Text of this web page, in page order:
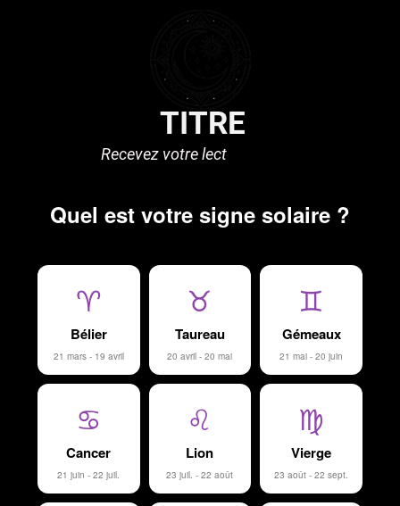
TITRE
Recevez votre lect
Quel est votre signe solaire ?
♈
Bélier
21 mars - 19 avril
♉
Taureau
20 avril - 20 mai
♊
Gémeaux
21 mai - 20 juin
♋
Cancer
21 juin - 22 juil.
♌
Lion
23 juil. - 22 août
♍
Vierge
23 août - 22 sept.